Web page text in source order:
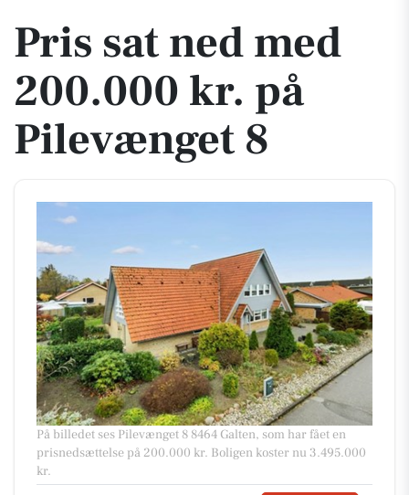
Pris sat ned med
200.000 kr. på
Pilevænget 8
På billedet ses Pilevænget 8 8464 Galten, som har fået en
prisnedsættelse på 200.000 kr. Boligen koster nu 3.495.000
kr.